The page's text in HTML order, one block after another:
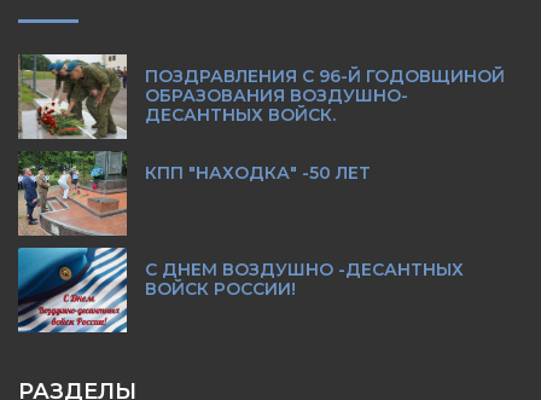
ПОЗДРАВЛЕНИЯ С 96-Й ГОДОВЩИНОЙ
ОБРАЗОВАНИЯ ВОЗДУШНО-
ДЕСАНТНЫХ ВОЙСК.
КПП "НАХОДКА" -50 ЛЕТ
С ДНЕМ ВОЗДУШНО -ДЕСАНТНЫХ
ВОЙСК РОССИИ!
РАЗДЕЛЫ